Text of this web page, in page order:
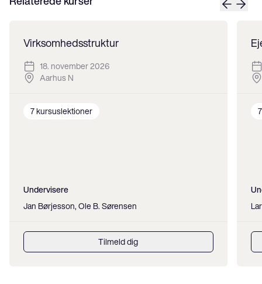
Virksomhedsstruktur
18. november 2026
Aarhus N
7 kursuslektioner
Undervisere
Jan Børjesson, Ole B. Sørensen
Tilmeld dig
7